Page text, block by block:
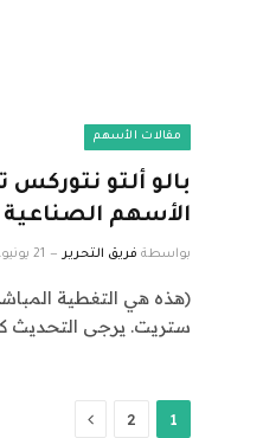
مقالات الأسهم
الأسهم الصناعية
بواسطة فريق التحرير 21 يونيو، 2024
ستريت. يرجى التحديث كل 20-30 دقيقة
1
2 التالي